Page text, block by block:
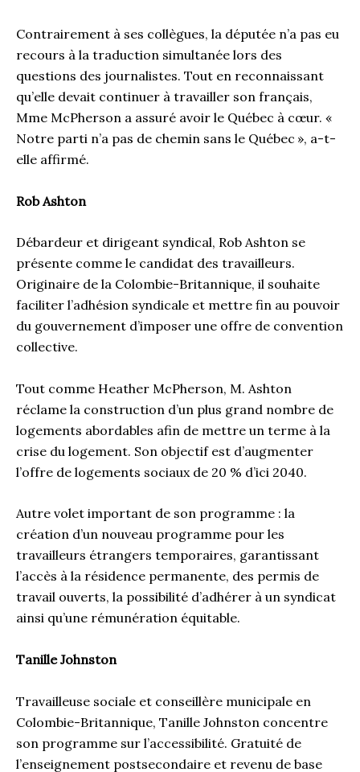
Contrairement à ses collègues, la députée n’a pas eu
recours à la traduction simultanée lors des
questions des journalistes. Tout en reconnaissant
qu’elle devait continuer à travailler son français,
Mme McPherson a assuré avoir le Québec à cœur. «
Notre parti n’a pas de chemin sans le Québec », a-t-
elle affirmé.
Rob Ashton
Débardeur et dirigeant syndical, Rob Ashton se
présente comme le candidat des travailleurs.
Originaire de la Colombie-Britannique, il souhaite
faciliter l’adhésion syndicale et mettre fin au pouvoir
du gouvernement d’imposer une offre de convention
collective.
Tout comme Heather McPherson, M. Ashton
réclame la construction d’un plus grand nombre de
logements abordables afin de mettre un terme à la
crise du logement. Son objectif est d’augmenter
l’offre de logements sociaux de 20 % d’ici 2040.
Autre volet important de son programme : la
création d’un nouveau programme pour les
travailleurs étrangers temporaires, garantissant
l’accès à la résidence permanente, des permis de
travail ouverts, la possibilité d’adhérer à un syndicat
ainsi qu’une rémunération équitable.
Tanille Johnston
Travailleuse sociale et conseillère municipale en
Colombie-Britannique, Tanille Johnston concentre
son programme sur l’accessibilité. Gratuité de
l’enseignement postsecondaire et revenu de base